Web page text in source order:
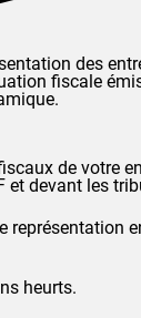
des
fiscale
de votre
et devant les
heurts.